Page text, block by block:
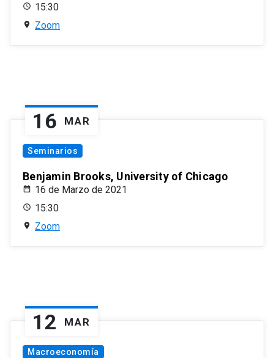
15:30
Zoom
16 MAR
Seminarios
Benjamin Brooks, University of Chicago
16 de Marzo de 2021
15:30
Zoom
12 MAR
Macroeconomía